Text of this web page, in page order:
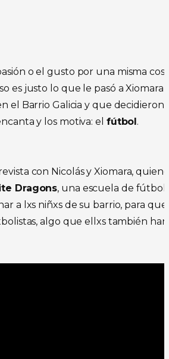
o el gusto por una misma
es justo lo que le pasó a
el Barrio Galicia y que decidieron
y los motiva: el fútbol .
con Nicolás y Xiomara,
Dragons, una escuela de fútbol
a lxs niñxs de su barrio, para
algo que ellxs también han